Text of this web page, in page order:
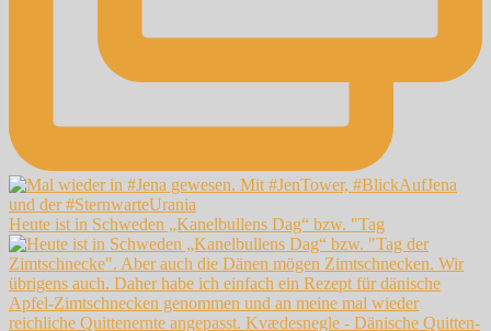
Heute ist in Schweden „Kanelbullens Dag“ bzw. "Tag